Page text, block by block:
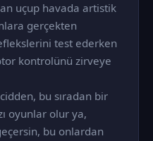
uçup havada artistik
gerçekten
test ederken
kontrolünü zirveye
bu sıradan bir
oyunlar olur ya,
bu onlardan